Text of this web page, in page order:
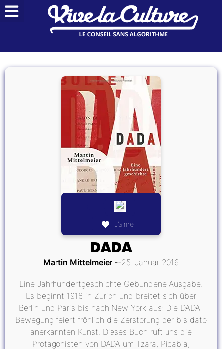
J’aime
DADA
Martin Mittelmeier 25. Januar 2016
Eine Jahrhundertgeschichte Gebundene Ausgabe.
Es beginnt 1916 in Zürich und breitet sich über
Berlin und Paris bis nach New York aus: Die DADA-
Bewegung feiert fröhlich die Zerstörung der bis dato
anerkannten Kunst. Dieses Buch ruft uns die
Protagonisten von DADA um Tzara, Picabia,